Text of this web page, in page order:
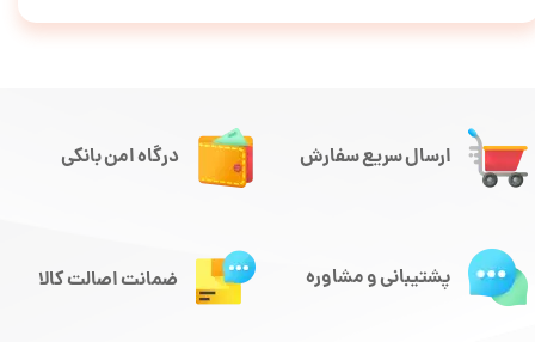
ارسال سریع سفارش درگاه امن بانکی
پشتیبانی و مشاوره ضمانت اصالت کالا